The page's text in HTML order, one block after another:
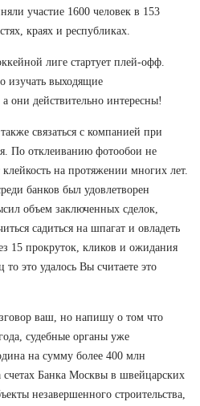
участие 1600 человек в 153
краях и республиках.
лиге стартует плей-офф.
изучать выходящие
они действительно интересны!
связаться с компанией при
По отклеиванию фотообои не
на протяжении многих лет.
банков был удовлетворен
объем заключенных сделок,
садиться на шпагат и овладеть
15 прокруток, кликов и ожидания
это удалось Вы считаете это
ваш, но напишу о том что
судебные органы уже
на сумму более 400 млн
счетах Банка Москвы в швейцарских
незавершенного строительства,